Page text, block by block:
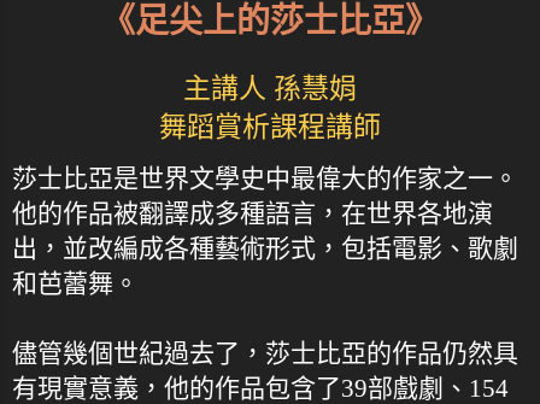
《足尖上的莎士比亞》
主講人 孫慧娟
舞蹈賞析課程講師
莎士比亞是世界文學史中最偉大的作家之一。
他的作品被翻譯成多種語言，在世界各地演
出，並改編成各種藝術形式，包括電影、歌劇
和芭蕾舞。
儘管幾個世紀過去了，莎士比亞的作品仍然具
有現實意義，他的作品包含了39部戲劇、154